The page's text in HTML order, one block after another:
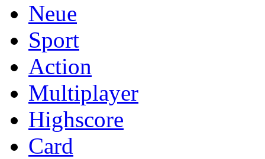
Neue
Sport
Action
Multiplayer
Highscore
Card